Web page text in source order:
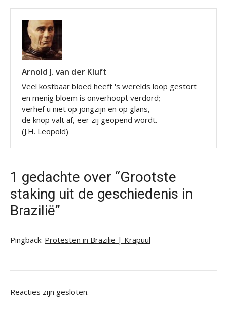
Arnold J. van der Kluft
Veel kostbaar bloed heeft 's werelds loop gestort
en menig bloem is onverhoopt verdord;
verhef u niet op jongzijn en op glans,
de knop valt af, eer zij geopend wordt.
(J.H. Leopold)
1 gedachte over “Grootste
staking uit de geschiedenis in
Brazilië”
Pingback: Protesten in Brazilië | Krapuul
Reacties zijn gesloten.